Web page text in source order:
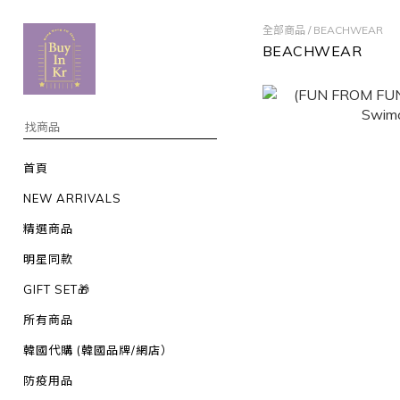
首頁
NEW ARRIVALS
精選商品
明星同款
GIFT SET🎁
所有商品
韓國代購 (韓國品牌/網店）
防疫用品
全部商品 / BEACHWEAR
BEACHWEAR